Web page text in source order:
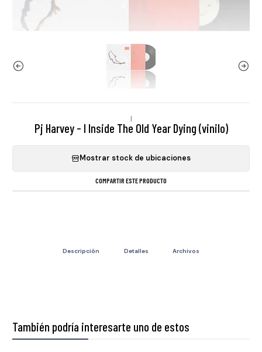
|
Pj Harvey - I Inside The Old Year Dying (vinilo)
Mostrar stock de ubicaciones
COMPARTIR ESTE PRODUCTO
Descripción Detalles Archivos
También podría interesarte uno de estos